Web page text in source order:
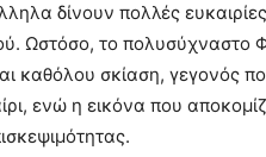
δίνουν πολλές
Ωστόσο, το πολυσύχναστο
καθόλου σκίαση, γεγονός
ενώ η εικόνα που